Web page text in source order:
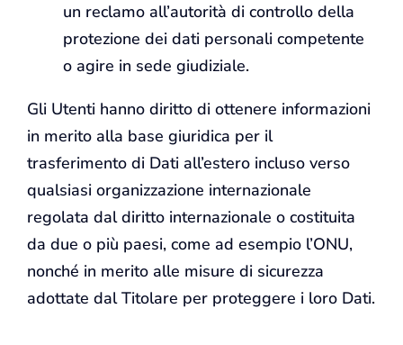
un reclamo all’autorità di controllo della
protezione dei dati personali competente
o agire in sede giudiziale.
Gli Utenti hanno diritto di ottenere informazioni
in merito alla base giuridica per il
trasferimento di Dati all’estero incluso verso
qualsiasi organizzazione internazionale
regolata dal diritto internazionale o costituita
da due o più paesi, come ad esempio l’ONU,
nonché in merito alle misure di sicurezza
adottate dal Titolare per proteggere i loro Dati.